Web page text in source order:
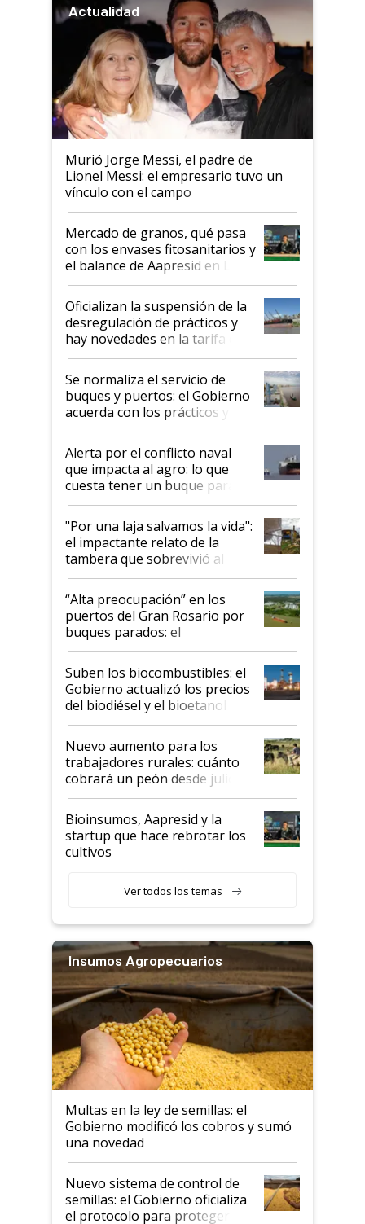
Actualidad
Murió Jorge Messi, el padre de
Lionel Messi: el empresario tuvo un
vínculo con el campo
Mercado de granos, qué pasa
con los envases fitosanitarios y
el balance de Aapresid en La
Posta
Oficializan la suspensión de la
desregulación de prácticos y
hay novedades en la tarifa de
la hidrovía
Se normaliza el servicio de
buques y puertos: el Gobierno
acuerda con los prácticos y
suspende el decreto de
desregulación
Alerta por el conflicto naval
que impacta al agro: lo que
cuesta tener un buque parado
y el peligro de que Argentina
pase a ser "país sucio"
"Por una laja salvamos la vida":
el impactante relato de la
tambera que sobrevivió al
tornado
“Alta preocupación” en los
puertos del Gran Rosario por
buques parados: el
funcionamiento de las
exportadoras en tensión tras
la medida de fuerza de los
prácticos
Suben los biocombustibles: el
Gobierno actualizó los precios
del biodiésel y el bioetanol
Nuevo aumento para los
trabajadores rurales: cuánto
cobrará un peón desde julio
Bioinsumos, Aapresid y la
startup que hace rebrotar los
cultivos
Ver todos los temas
Insumos Agropecuarios
Multas en la ley de semillas: el
Gobierno modificó los cobros y sumó
una novedad
Nuevo sistema de control de
semillas: el Gobierno oficializa
el protocolo para proteger la